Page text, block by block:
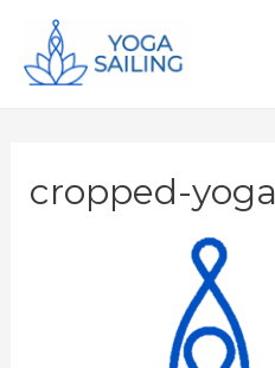
cropped-